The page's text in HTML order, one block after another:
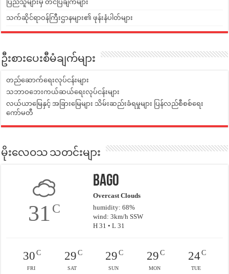
ပြည်သူများမှ တင်ပြချက်များ
သက်ဆိုင်ရာဝန်ကြီးဌာနများ၏ ဖုန်းနံပါတ်များ
ဦးစားပေးစီမံချက်များ
တည်ဆောက်ရေးလုပ်ငန်းများ
သဘာဝဘေးကယ်ဆယ်ရေးလုပ်ငန်းများ
လယ်ယာမြေနှင့် အခြားမြေများ သိမ်းဆည်းခံရမှုများ ပြန်လည်စီစစ်ရေး
ကော်မတီ
မိုးလေဝသ သတင်းများ
31 C
Bago
Overcast Clouds
humidity: 68%
wind: 3km/h SSW
H 31 • L 31
30C
FRI
29C
SAT
29 C
SUN
29C
MON
24C
TUE